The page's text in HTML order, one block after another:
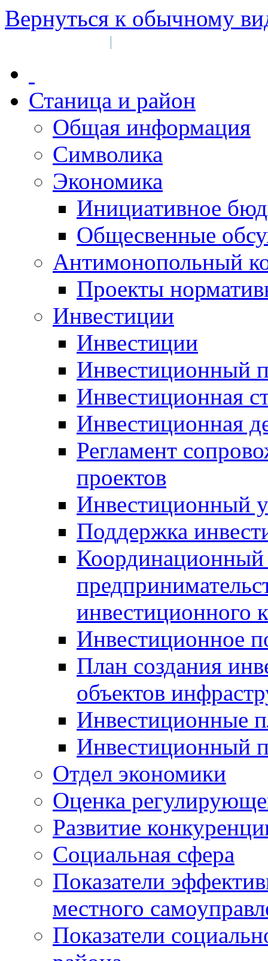
Вернуться к обычному
|
Станица и район
Общая информация
Символика
Экономика
Инициативное
Общесвенные
Антимонопольный
Проекты
Инвестиции
Инвестиции
Инвестиционный
Инвестиционная
Инвестиционная
Регламент
проектов
Инвестиционный
Поддержка
Координационный
инвестиционного
Инвестиционное
План создания
объектов
Инвестиционные
Инвестиционный
Отдел экономики
Оценка
Развитие
Социальная сфера
Показатели
местного
Показатели